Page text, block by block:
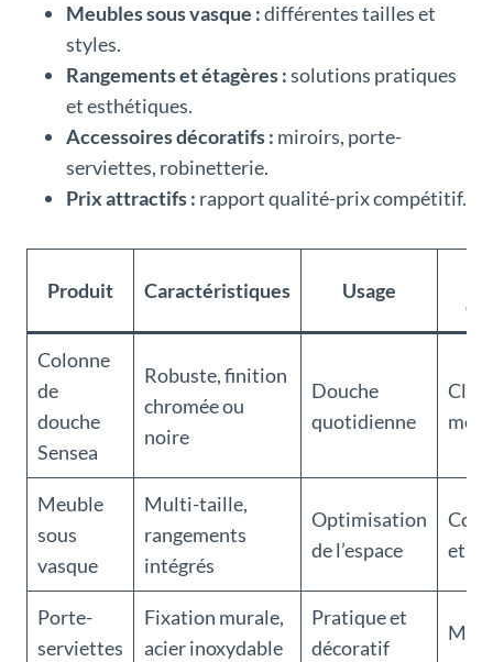
Meubles sous vasque :différentes tailles et
styles.
Rangements et étagères :solutions pratiques
et esthétiques.
Accessoires décoratifs : miroirs, porte-
serviettes, robinetterie.
Prix attractifs : rapport qualité-prix compétitif.
Produit Caractéristiques Usage
Colonne
de
douche
Sensea
Robuste, finition
chromée ou
noire
Douche
quotidienne
Meuble
sous
vasque
Multi-taille,
rangements
intégrés
Optimisation
de l’espace
et
Porte-
serviettes
Fixation murale,
acier inoxydable
Pratique et
décoratif